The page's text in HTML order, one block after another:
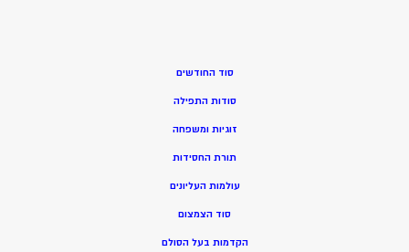
סוד החודשים
סודות התפילה
זוגיות ומשפחה
תורת החסידות
עולמות העליונים
סוד הצמצום
הקדמות בעל הסולם